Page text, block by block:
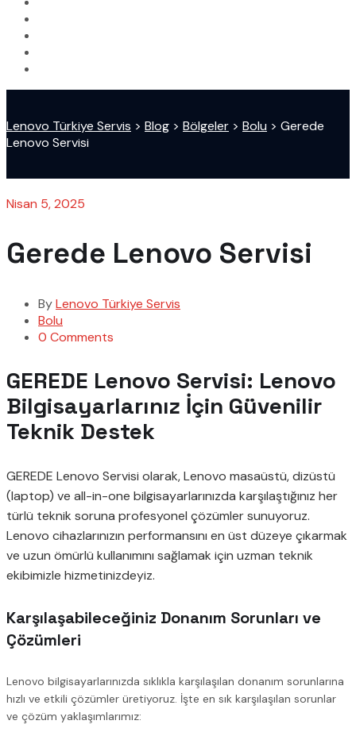
Lenovo Türkiye Servis > Blog > Bölgeler > Bolu > Gerede
Lenovo Servisi
Nisan 5, 2025
Gerede Lenovo Servisi
ByLenovo Türkiye Servis
Bolu
0 Comments
GEREDE Lenovo Servisi: Lenovo
Bilgisayarlarınız İçin Güvenilir
Teknik Destek
GEREDE Lenovo Servisi olarak, Lenovo masaüstü, dizüstü
(laptop) ve all-in-one bilgisayarlarınızda karşılaştığınız her
türlü teknik soruna profesyonel çözümler sunuyoruz.
Lenovo cihazlarınızın performansını en üst düzeye çıkarmak
ve uzun ömürlü kullanımını sağlamak için uzman teknik
ekibimizle hizmetinizdeyiz.
Karşılaşabileceğiniz Donanım Sorunları ve
Çözümleri
Lenovo bilgisayarlarınızda sıklıkla karşılaşılan donanım sorunlarına
hızlı ve etkili çözümler üretiyoruz. İşte en sık karşılaşılan sorunlar
ve çözüm yaklaşımlarımız: